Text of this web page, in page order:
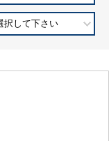
択して下さい